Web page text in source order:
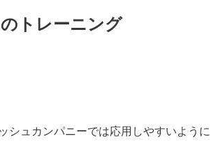
トレーニング
シュカンパニーでは応用しやすいように